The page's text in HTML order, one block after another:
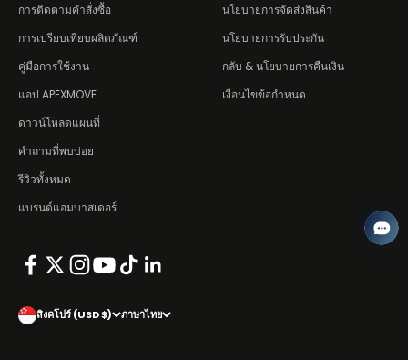
การติดตามคำสั่งซื้อ
การเปรียบเทียบผลิตภัณฑ์
คู่มือการใช้งาน
แอป APEXMOVE
ดาวน์โหลดแผนที่
คำถามที่พบบ่อย
รีวิวทั้งหมด
แบรนด์แอมบาสเดอร์
นโยบายการจัดส่งสินค้า
นโยบายการรับประกัน
กลับ & นโยบายการคืนเงิน
เงื่อนไขข้อกำหนด
สิงคโปร์ (USD $) ภาษาไทย